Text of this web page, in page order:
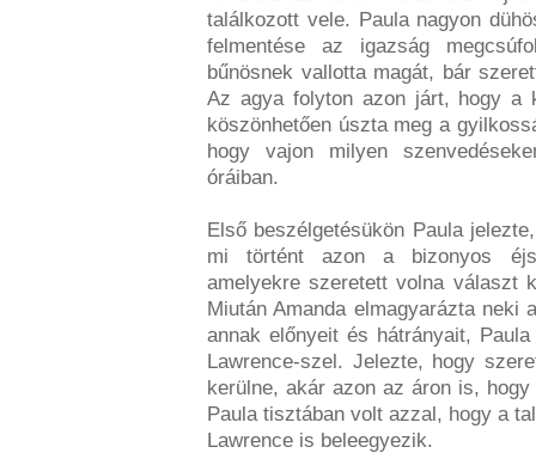
találkozott vele. Paula nagyon
felmentése az igazság
bűnösnek vallotta magát, bár
Az agya folyton azon járt, hogy a
köszönhetően úszta meg a
hogy vajon milyen
óráiban.
Első beszélgetésükön Paula
mi történt azon a bizonyos
amelyekre szeretett volna választ
Miután Amanda elmagyarázta
annak előnyeit és hátrányait,
Lawrence-szel. Jelezte, hogy
kerülne, akár azon az áron is,
Paula tisztában volt azzal, hogy a
Lawrence is beleegyezik.